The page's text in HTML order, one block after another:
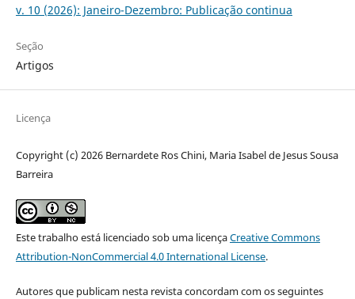
v. 10 (2026): Janeiro-Dezembro: Publicação continua
Seção
Artigos
Licença
Copyright (c) 2026 Bernardete Ros Chini, Maria Isabel de Jesus Sousa
Barreira
Este trabalho está licenciado sob uma licençaCreative Commons
Attribution-NonCommercial 4.0 International License.
Autores que publicam nesta revista concordam com os seguintes